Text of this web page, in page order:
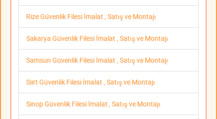
Rize Güvenlik Filesi İmalat , Satış ve Montajı
Sakarya Güvenlik Filesi İmalat , Satış ve Montajı
Samsun Güvenlik Filesi İmalat , Satış ve Montajı
Siirt Güvenlik Filesi İmalat , Satış ve Montajı
Sinop Güvenlik Filesi İmalat , Satış ve Montajı